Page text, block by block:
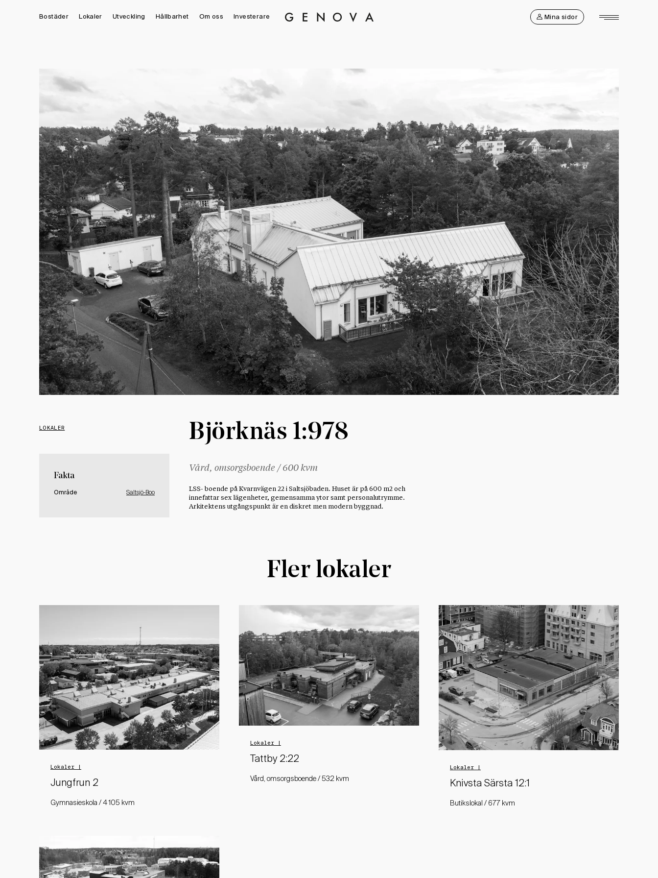
Genova
Bostäder Lokaler Utveckling Hållbarhet Om oss Investerare Mina sidor
LOKALER
Fakta
Område Saltsjö-Boo
Björknäs 1:978
Vård, omsorgsboende / 600 kvm
LSS- boende på Kvarnvägen 22 i Saltsjöbaden. Huset är på 600 m2 och
innefattar sex lägenheter, gemensamma ytor samt personalutrymme.
Arkitektens utgångspunkt är en diskret men modern byggnad.
Fler lokaler
Lokaler |
Jungfrun 2
Gymnasieskola / 4 105 kvm
Lokaler |
Tattby 2:22
Vård, omsorgsboende / 532 kvm
Lokaler |
Knivsta Särsta 12:1
Butikslokal / 677 kvm